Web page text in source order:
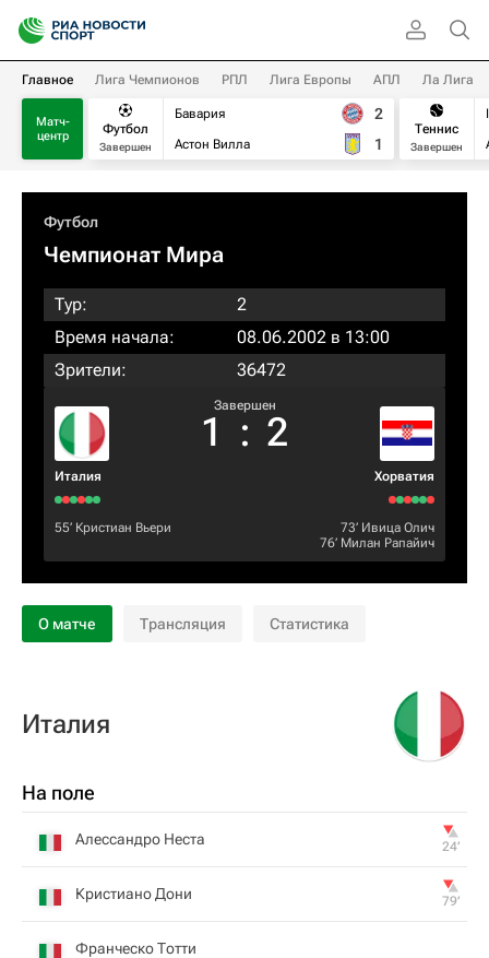
Главное Лига Чемпионов РПЛ Лига Европы АПЛ Ла Лига
Матч-
центр
Футбол
Завершен
Бавария
Астон Вилла
2
1
Теннис
Завершен
Футбол
Чемпионат Мира
Тур:
2
Время начала:
08.06.2002 в 13:00
Зрители:
36472
Италия
Завершен
1 : 2
Хорватия
55‎’‎ Кристиан Вьери 73‎’‎ Ивица Олич
76‎’‎ Милан Рапайич
О матче Трансляция Статистика
Италия
На поле
Алессандро Неста 24‎’‎
Кристиано Дони 79‎’‎
Франческо Тотти